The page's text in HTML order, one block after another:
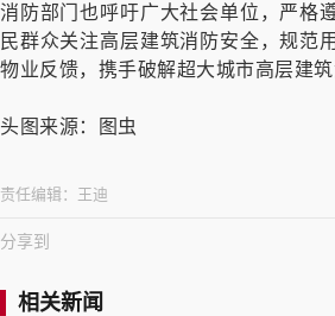
消防部门也呼吁广大社会单位，严格
民群众关注高层建筑消防安全，规范
物业反馈，携手破解超大城市高层建筑
头图来源：图虫
责任编辑： 王迪
分享到
相关新闻